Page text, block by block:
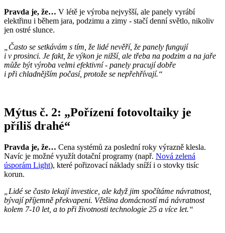
Pravda je, že… V létě je výroba nejvyšší, ale panely vyrábí
elektřinu i během jara, podzimu a zimy - stačí denní světlo, nikoliv
jen ostré slunce.
„Často se setkávám s tím, že lidé nevěří, že panely fungují
i v prosinci. Je fakt, že výkon je nižší, ale třeba na podzim a na jaře
může být výroba velmi efektivní - panely pracují dobře
i při chladnějším počasí, protože se nepřehřívají.“
Mýtus č. 2: „Pořízení fotovoltaiky je
příliš drahé“
Pravda je, že… Cena systémů za poslední roky výrazně klesla.
Navíc je možné využít dotační programy (např. Nová zelená
úsporám Light), které pořizovací náklady sníží i o stovky tisíc
korun.
„Lidé se často lekají investice, ale když jim spočítáme návratnost,
bývají příjemně překvapeni. Většina domácností má návratnost
kolem 7-10 let, a to při životnosti technologie 25 a více let.“